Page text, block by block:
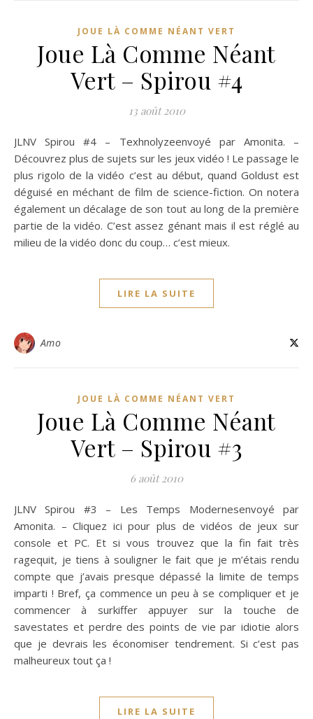
JOUE LÀ COMME NÉANT VERT
Joue Là Comme Néant
Vert – Spirou #4
13 août 2010
JLNV Spirou #4 – Texhnolyzeenvoyé par Amonita. –
Découvrez plus de sujets sur les jeux vidéo ! Le passage le
plus rigolo de la vidéo c’est au début, quand Goldust est
déguisé en méchant de film de science-fiction. On notera
également un décalage de son tout au long de la première
partie de la vidéo. C’est assez génant mais il est réglé au
milieu de la vidéo donc du coup… c’est mieux.
LIRE LA SUITE
Amo
JOUE LÀ COMME NÉANT VERT
Joue Là Comme Néant
Vert – Spirou #3
6 août 2010
JLNV Spirou #3 – Les Temps Modernesenvoyé par
Amonita. – Cliquez ici pour plus de vidéos de jeux sur
console et PC. Et si vous trouvez que la fin fait très
ragequit, je tiens à souligner le fait que je m’étais rendu
compte que j’avais presque dépassé la limite de temps
imparti ! Bref, ça commence un peu à se compliquer et je
commencer à surkiffer appuyer sur la touche de
savestates et perdre des points de vie par idiotie alors
que je devrais les économiser tendrement. Si c’est pas
malheureux tout ça !
LIRE LA SUITE